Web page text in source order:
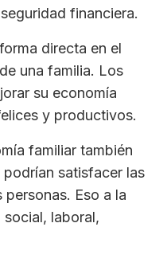
financiera.
directa en el
una familia. Los
su economía
y productivos.
familiar también
podrían satisfacer las
Eso a la
laboral,